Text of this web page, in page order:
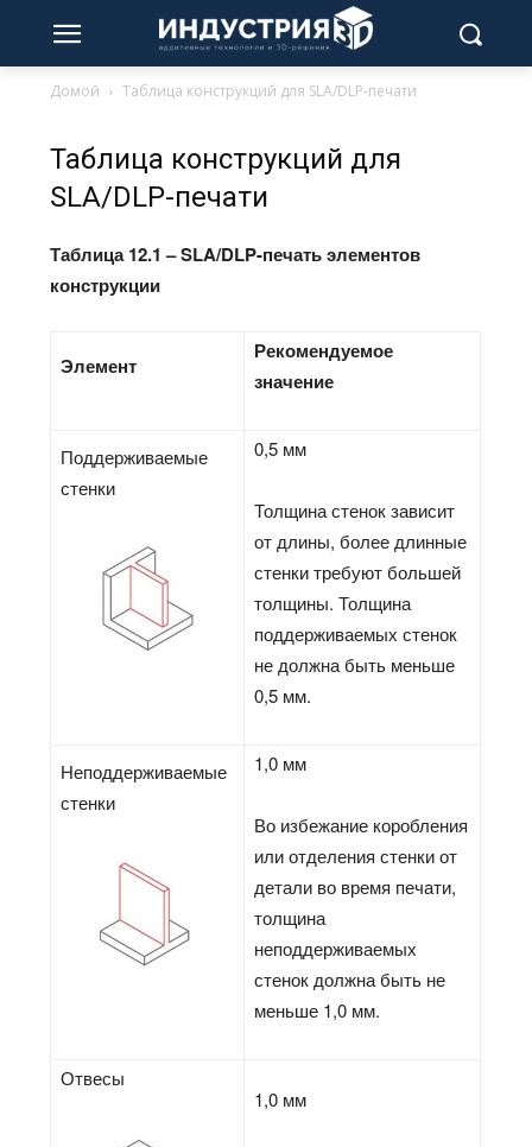
Домой Таблица конструкций для SLA/DLP-печати
Таблица конструкций для
SLA/DLP-печати
Таблица 12.1 – SLA/DLP-печать элементов
конструкции
Элемент
Рекомендуемое
значение
Поддерживаемые
стенки
0,5 мм
Толщина стенок зависит
от длины, более длинные
стенки требуют большей
толщины. Толщина
поддерживаемых стенок
не должна быть меньше
0,5 мм.
Неподдерживаемые
стенки
1,0 мм
Во избежание коробления
или отделения стенки от
детали во время печати,
толщина
неподдерживаемых
стенок должна быть не
меньше 1,0 мм.
Отвесы
1,0 мм